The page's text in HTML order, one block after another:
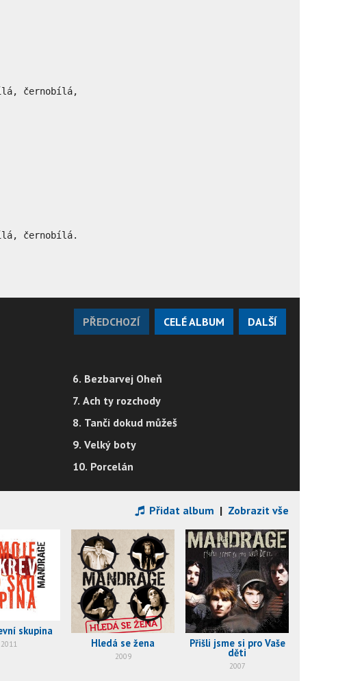
černobílá,
černobílá.
PŘEDCHOZÍ CELÉ ALBUM DALŠÍ
6. Bezbarvej Oheň
7. Ach ty rozchody
8. Tanči dokud můžeš
9. Velký boty
10. Porcelán
Přidat album | Zobrazit vše
skupina
2011 Hledá se žena
2009
Přišli jsme si pro Vaše
děti
2007